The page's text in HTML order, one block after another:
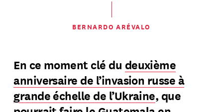
BERNARDO ARÉVALO
En ce moment clé du deuxième
anniversaire de l’invasion russe à
grande échelle de l’Ukraine, que